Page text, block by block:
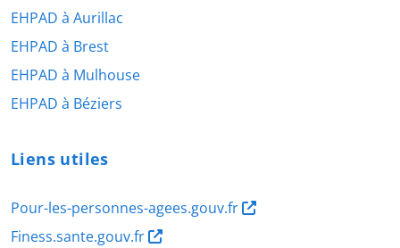
EHPAD à Aurillac
EHPAD à Brest
EHPAD à Mulhouse
EHPAD à Béziers
Liens utiles
Pour-les-personnes-agees.gouv.fr
Finess.sante.gouv.fr